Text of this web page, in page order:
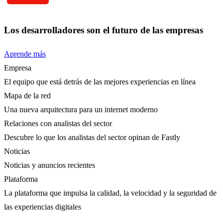
Los desarrolladores son el futuro de las empresas
Aprende más
Empresa
El equipo que está detrás de las mejores experiencias en línea
Mapa de la red
Una nueva arquitectura para un internet moderno
Relaciones con analistas del sector
Descubre lo que los analistas del sector opinan de Fastly
Noticias
Noticias y anuncios recientes
Plataforma
La plataforma que impulsa la calidad, la velocidad y la seguridad de
las experiencias digitales